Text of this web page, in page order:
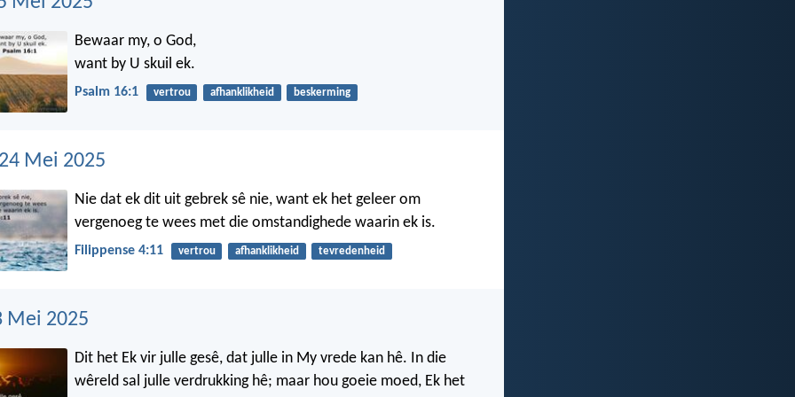
Bewaar my, o God,
want by U skuil ek.
Psalm 16:1 vertrou afhanklikheid beskerming
Mei 2025
Nie dat ek dit uit gebrek sê nie, want ek het geleer om
vergenoeg te wees met die omstandighede waarin ek is.
Filippense 4:11 vertrou afhanklikheid tevredenheid
Mei 2025
Dit het Ek vir julle gesê, dat julle in My vrede kan hê. In die
wêreld sal julle verdrukking hê; maar hou goeie moed, Ek het